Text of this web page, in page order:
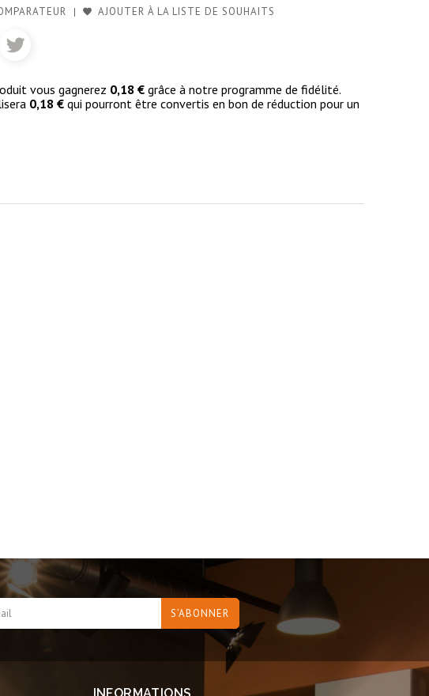
AJOUTER À LA LISTE DE SOUHAITS
vous gagnerez 0,18 € grâce à notre programme de fidélité.
0,18 € qui pourront être convertis en bon de réduction pour un